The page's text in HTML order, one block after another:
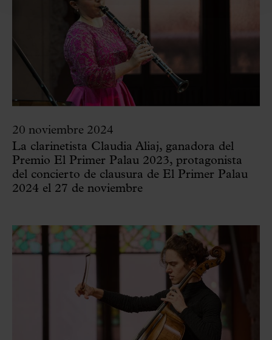
20 noviembre 2024
La clarinetista Claudia Aliaj, ganadora del
Premio El Primer Palau 2023, protagonista
del concierto de clausura de El Primer Palau
2024 el 27 de noviembre